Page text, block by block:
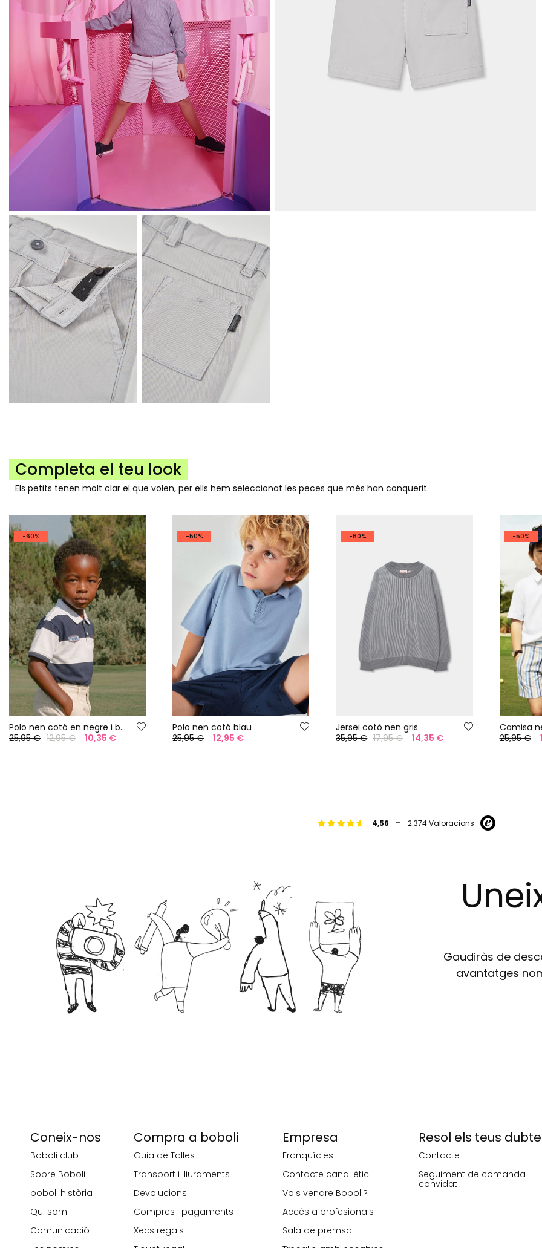
Completa el teu look
Els petits tenen molt clar el que volen, per ells hem seleccionat les peces que més han conquerit.
-60%
Polo nen cotó en negre i blanc
25,95 € 12,95 € 10,35 €
-50%
Polo nen cotó blau
25,95 €
12,95 €
-60%
Jersei cotó nen gris
35,95 € 17,95 € 14,35 €
-50%
Camisa
25,95 €
4,56 - 2.374 Valoracions
Gaudiràs de
avantatges
Coneix-nos
Boboli club
Sobre Boboli
boboli història
Qui som
Comunicació
Compra a boboli
Guia de Talles
Transport i lliuraments
Devolucions
Compres i pagaments
Xecs regals
Empresa
Franquícies
Contacte canal ètic
Vols vendre Boboli?
Accés a profesionals
Sala de premsa
Resol els teus
Contacte
Seguiment de comanda
convidat